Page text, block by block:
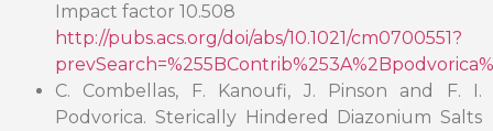
Impact factor 10.508
http://pubs.acs.org/doi/abs/10.1021/cm0700551?
C. Combellas, F. Kanoufi, J. Pinson and F. I.
Podvorica. Sterically Hindered Diazonium Salts